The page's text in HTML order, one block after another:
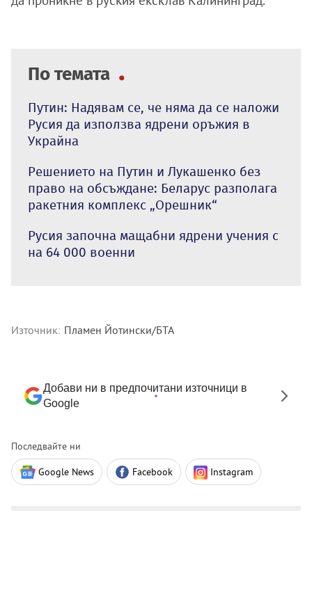
По темата
Путин: Надявам се, че няма да се наложи
Русия да използва ядрени оръжия в
Украйна
Решението на Путин и Лукашенко без
право на обсъждане: Беларус разполага
ракетния комплекс „Орешник“
Русия започна мащабни ядрени учения с
на 64 000 военни
Източник: Пламен Йотински/БТА
Добави ни в предпочитани източници в
Google
Последвайте ни
Google News Facebook Instagram